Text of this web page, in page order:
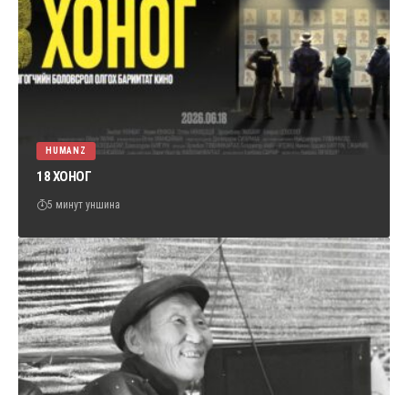
ТОМЧУУДААС АСУУЯ #28 ХУУЛЬЧ
Г.ЭРДЭНЭБАТ
Humanz
HUMANZ
18 ХОНОГ
5 минут уншина